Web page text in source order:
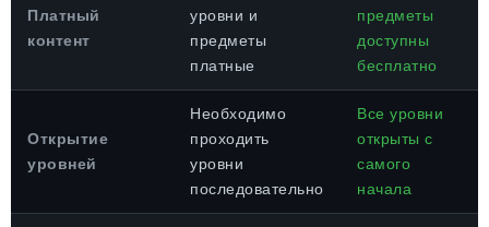
Платный
контент
уровни и
предметы
платные
предметы
доступны
бесплатно
Открытие
уровней
Необходимо
проходить
уровни
последовательно
Все уровни
открыты с
самого
начала